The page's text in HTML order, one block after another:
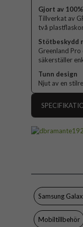
Gjort av
Tillverkat av
två
Stötbeskydd
Greenland
säkerställer
Tunn design
Njut av en
Egenskaper
Färg
Material
Varumärke
Samsung
Mobiltillbehör